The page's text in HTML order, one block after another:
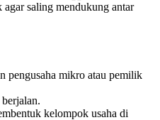
saling mendukung antar
pengusaha mikro atau pemilik
kelompok usaha di